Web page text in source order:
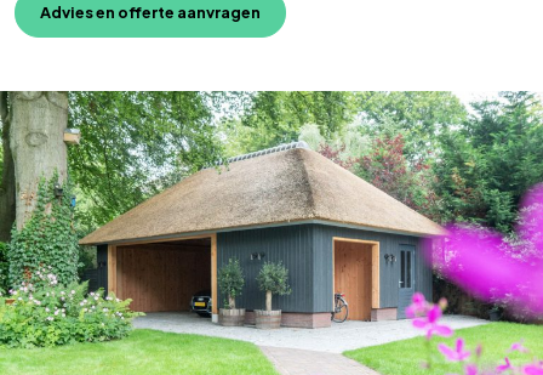
Advies en offerte aanvragen